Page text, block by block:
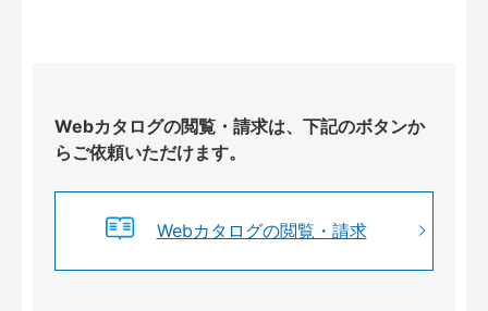
Webカタログの閲覧・請求は、下記のボタンか
らご依頼いただけます。
Webカタログの閲覧・請求